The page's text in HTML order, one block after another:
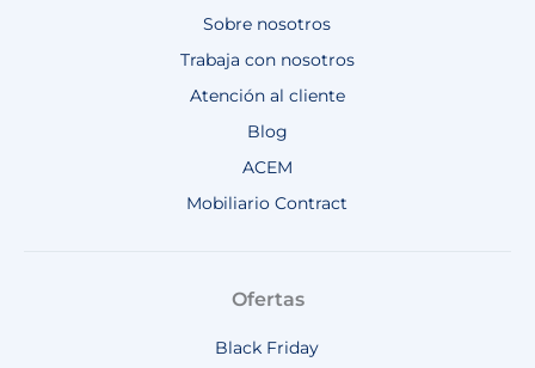
Sobre nosotros
Trabaja con nosotros
Atención al cliente
Blog
ACEM
Mobiliario Contract
Ofertas
Black Friday